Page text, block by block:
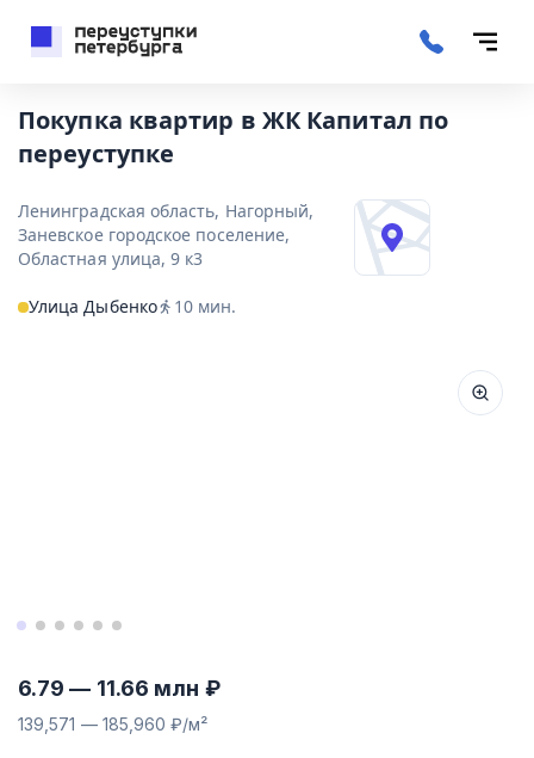
Покупка квартир в ЖК Капитал по
переуступке
Ленинградская область, Нагорный,
Заневское городское поселение,
Областная улица, 9 к3
Улица Дыбенко 10 мин.
6.79 — 11.66 млн ₽
139,571 — 185,960 ₽/м²